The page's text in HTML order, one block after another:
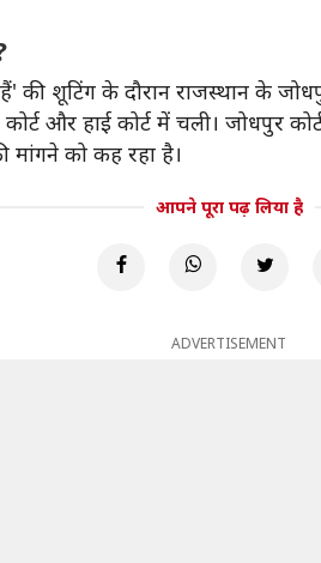
शूटिंग के दौरान राजस्थान के
हाई कोर्ट में चली। जोधपुर
मांगने को कह रहा है।
आपने पूरा पढ़ लिया है
ADVERTISEMENT